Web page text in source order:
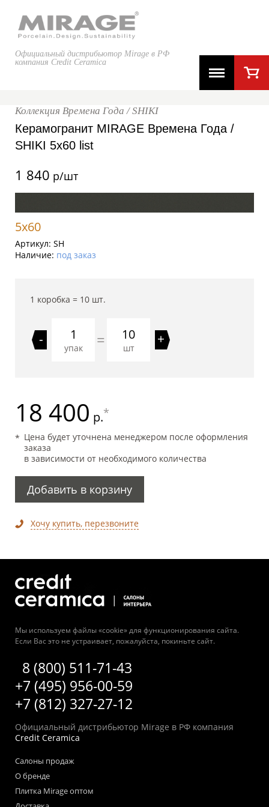
Официальный дистрибьютор Mirage в РФ
компания Credit Ceramica
Коллекция Времена Года / SHIKI
Керамогранит MIRAGE Времена Года /
SHIKI 5x60 list
1 840 р/шт
5x60
Артикул: SH
Наличие: под заказ
1 коробка = 10 шт.
-
упак = 10
шт
+
18 400 р.*
Цена будет уточнена менеджером после оформления
заказа
в зависимости от необходимого количества
Добавить в корзину
Хочу купить, перезвоните
Мы используем файлы «cookie» для функционирования сайта.
Если Вас это не устраивает, пожалуйста, покиньте сайт.
8 (800) 511-71-43
+7 (495) 956-00-59
+7 (812) 327-27-12
Официальный дистрибьютор Mirage в РФ компания
Credit Ceramica
Салоны продаж
О бренде
Плитка Mirage оптом